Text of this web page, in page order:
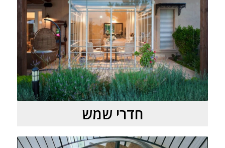
חדרי שמש